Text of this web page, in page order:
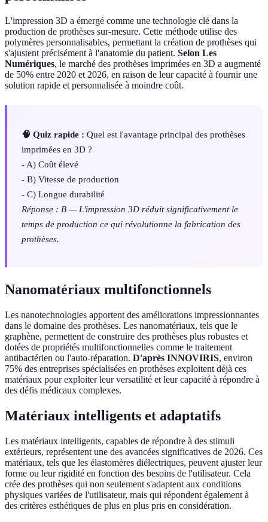
L'impression 3D a émergé comme une technologie clé dans la
production de prothèses sur-mesure. Cette méthode utilise des
polymères personnalisables, permettant la création de prothèses qui
s'ajustent précisément à l'anatomie du patient. Selon Les
Numériques, le marché des prothèses imprimées en 3D a augmenté
de 50% entre 2020 et 2026, en raison de leur capacité à fournir une
solution rapide et personnalisée à moindre coût.
🧠 Quiz rapide : Quel est l'avantage principal des prothèses
imprimées en 3D ?
- A) Coût élevé
- B) Vitesse de production
- C) Longue durabilité
Réponse : B — L'impression 3D réduit significativement le
temps de production ce qui révolutionne la fabrication des
prothèses.
Nanomatériaux multifonctionnels
Les nanotechnologies apportent des améliorations impressionnantes
dans le domaine des prothèses. Les nanomatériaux, tels que le
graphène, permettent de construire des prothèses plus robustes et
dotées de propriétés multifonctionnelles comme le traitement
antibactérien ou l'auto-réparation. D'après INNOVIRIS, environ
75% des entreprises spécialisées en prothèses exploitent déjà ces
matériaux pour exploiter leur versatilité et leur capacité à répondre à
des défis médicaux complexes.
Matériaux intelligents et adaptatifs
Les matériaux intelligents, capables de répondre à des stimuli
extérieurs, représentent une des avancées significatives de 2026. Ces
matériaux, tels que les élastomères diélectriques, peuvent ajuster leur
forme ou leur rigidité en fonction des besoins de l'utilisateur. Cela
crée des prothèses qui non seulement s'adaptent aux conditions
physiques variées de l'utilisateur, mais qui répondent également à
des critères esthétiques de plus en plus pris en considération.